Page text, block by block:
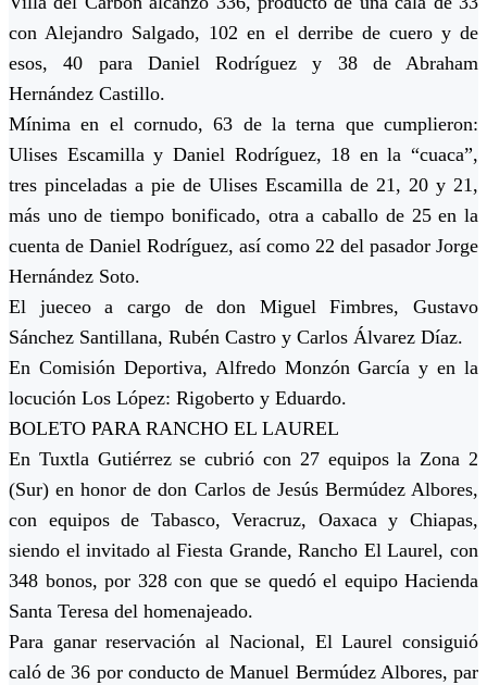
con Alejandro Salgado, 102 en el derribe de cuero y de
esos, 40 para Daniel Rodríguez y 38 de Abraham
Hernández Castillo.
Mínima en el cornudo, 63 de la terna que cumplieron:
Ulises Escamilla y Daniel Rodríguez, 18 en la “cuaca”,
tres pinceladas a pie de Ulises Escamilla de 21, 20 y 21,
más uno de tiempo bonificado, otra a caballo de 25 en la
cuenta de Daniel Rodríguez, así como 22 del pasador Jorge
Hernández Soto.
El jueceo a cargo de don Miguel Fimbres, Gustavo
Sánchez Santillana, Rubén Castro y Carlos Álvarez Díaz.
En Comisión Deportiva, Alfredo Monzón García y en la
locución Los López: Rigoberto y Eduardo.
BOLETO PARA RANCHO EL LAUREL
En Tuxtla Gutiérrez se cubrió con 27 equipos la Zona 2
(Sur) en honor de don Carlos de Jesús Bermúdez Albores,
con equipos de Tabasco, Veracruz, Oaxaca y Chiapas,
siendo el invitado al Fiesta Grande, Rancho El Laurel, con
348 bonos, por 328 con que se quedó el equipo Hacienda
Santa Teresa del homenajeado.
Para ganar reservación al Nacional, El Laurel consiguió
caló de 36 por conducto de Manuel Bermúdez Albores, par